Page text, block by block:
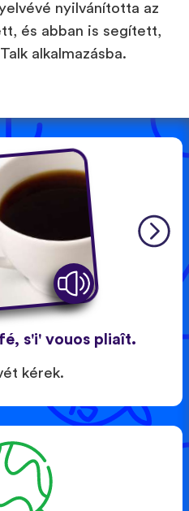
nyilvánította az
és abban is segített,
alkalmazásba.
s'i' vouos pliaît.
kérek.